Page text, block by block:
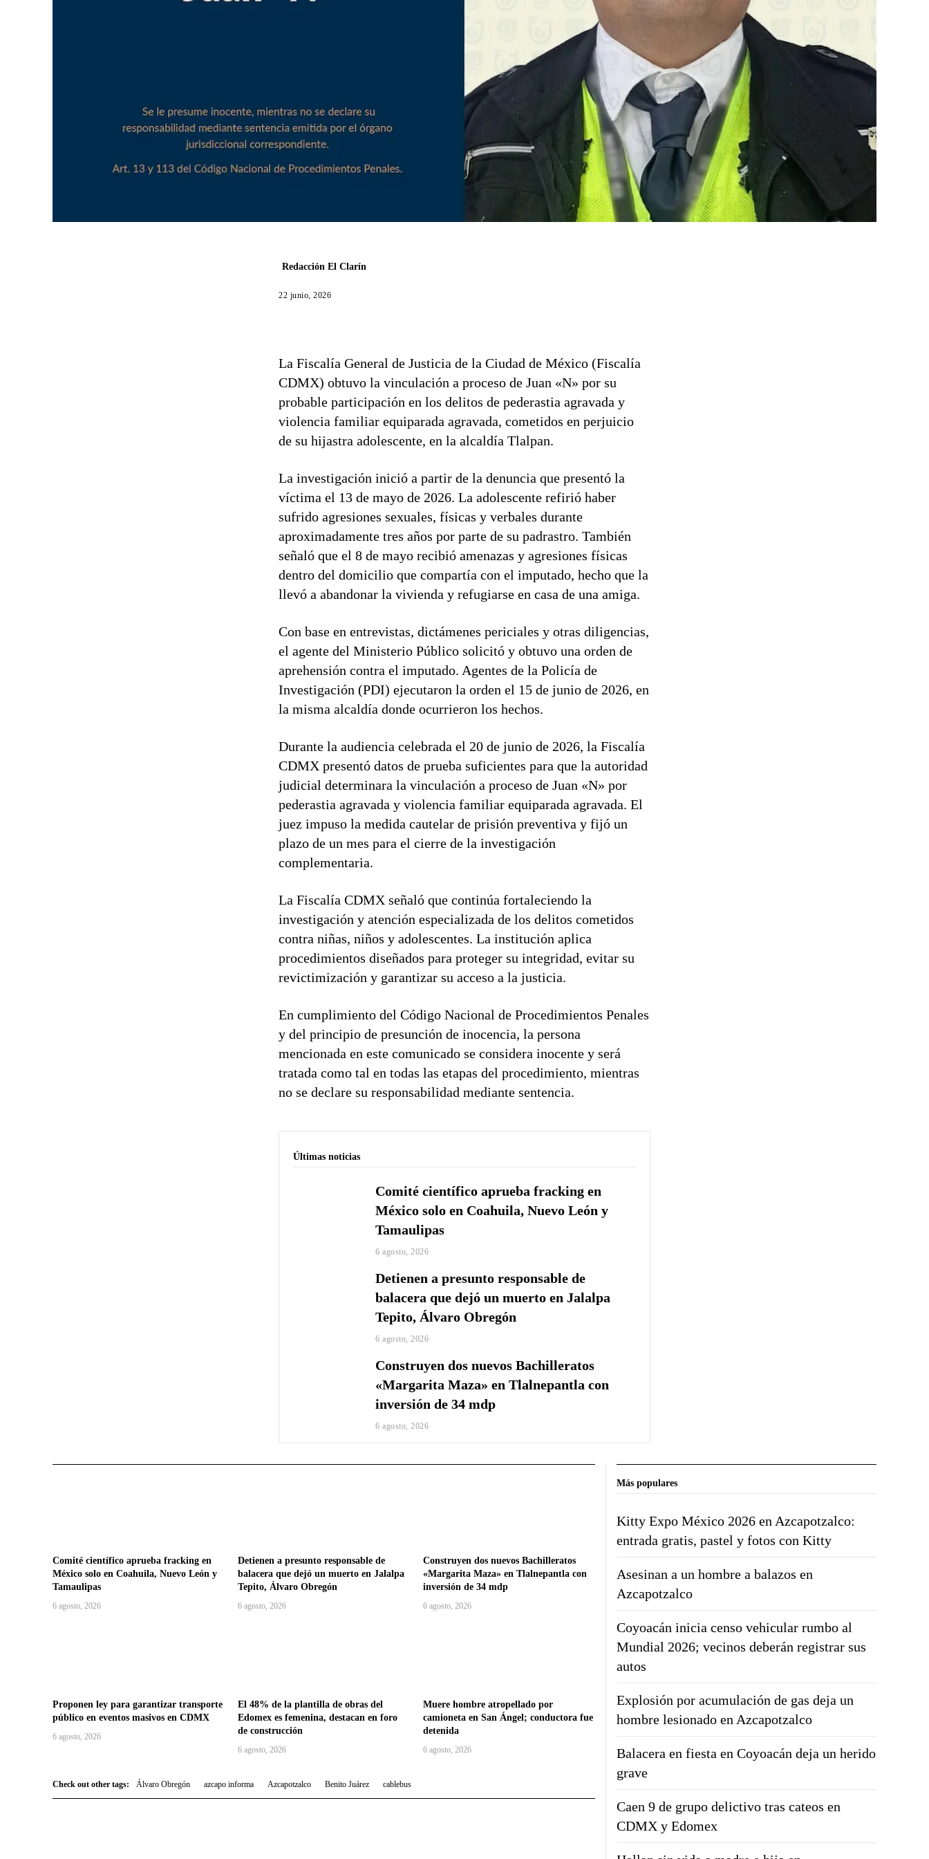
Redacción El Clarín
22 junio, 2026
La Fiscalía General de Justicia de la Ciudad de México (Fiscalía
CDMX) obtuvo la vinculación a proceso de Juan «N» por su
probable participación en los delitos de pederastia agravada y
violencia familiar equiparada agravada, cometidos en perjuicio
de su hijastra adolescente, en la alcaldía Tlalpan.
La investigación inició a partir de la denuncia que presentó la
víctima el 13 de mayo de 2026. La adolescente refirió haber
sufrido agresiones sexuales, físicas y verbales durante
aproximadamente tres años por parte de su padrastro. También
señaló que el 8 de mayo recibió amenazas y agresiones físicas
dentro del domicilio que compartía con el imputado, hecho que la
llevó a abandonar la vivienda y refugiarse en casa de una amiga.
Con base en entrevistas, dictámenes periciales y otras diligencias,
el agente del Ministerio Público solicitó y obtuvo una orden de
aprehensión contra el imputado. Agentes de la Policía de
Investigación (PDI) ejecutaron la orden el 15 de junio de 2026, en
la misma alcaldía donde ocurrieron los hechos.
Durante la audiencia celebrada el 20 de junio de 2026, la Fiscalía
CDMX presentó datos de prueba suficientes para que la autoridad
judicial determinara la vinculación a proceso de Juan «N» por
pederastia agravada y violencia familiar equiparada agravada. El
juez impuso la medida cautelar de prisión preventiva y fijó un
plazo de un mes para el cierre de la investigación
complementaria.
La Fiscalía CDMX señaló que continúa fortaleciendo la
investigación y atención especializada de los delitos cometidos
contra niñas, niños y adolescentes. La institución aplica
procedimientos diseñados para proteger su integridad, evitar su
revictimización y garantizar su acceso a la justicia.
En cumplimiento del Código Nacional de Procedimientos Penales
y del principio de presunción de inocencia, la persona
mencionada en este comunicado se considera inocente y será
tratada como tal en todas las etapas del procedimiento, mientras
no se declare su responsabilidad mediante sentencia.
Últimas noticias
Comité científico aprueba fracking en
México solo en Coahuila, Nuevo León y
Tamaulipas
6 agosto, 2026
Detienen a presunto responsable de
balacera que dejó un muerto en Jalalpa
Tepito, Álvaro Obregón
6 agosto, 2026
Construyen dos nuevos Bachilleratos
«Margarita Maza» en Tlalnepantla con
inversión de 34 mdp
6 agosto, 2026
Comité científico aprueba fracking en
México solo en Coahuila, Nuevo León y
Tamaulipas
6 agosto, 2026
Detienen a presunto responsable de
balacera que dejó un muerto en Jalalpa
Tepito, Álvaro Obregón
6 agosto, 2026
Construyen dos nuevos Bachilleratos
«Margarita Maza» en Tlalnepantla con
inversión de 34 mdp
6 agosto, 2026
Proponen ley para garantizar transporte
público en eventos masivos en CDMX
6 agosto, 2026
El 48% de la plantilla de obras del
Edomex es femenina, destacan en foro
de construcción
6 agosto, 2026
Muere hombre atropellado por
camioneta en San Ángel; conductora fue
detenida
6 agosto, 2026
Check out other tags: Álvaro Obregón azcapo informa Azcapotzalco Benito Juárez cablebus
Más populares
Kitty Expo México 2026 en Azcapotzalco:
entrada gratis, pastel y fotos con Kitty
Asesinan a un hombre a balazos en
Azcapotzalco
Coyoacán inicia censo vehicular rumbo al
Mundial 2026; vecinos deberán registrar sus
autos
Explosión por acumulación de gas deja un
hombre lesionado en Azcapotzalco
Balacera en fiesta en Coyoacán deja un herido
grave
Caen 9 de grupo delictivo tras cateos en
CDMX y Edomex